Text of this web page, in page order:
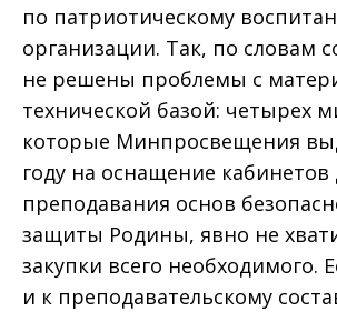
по патриотическому
организации. Так, по словам
не решены проблемы с
технической базой: четырех
которые Минпросвещения
году на оснащение кабинетов
преподавания основ
защиты Родины, явно не
закупки всего необходимого.
и к преподавательскому